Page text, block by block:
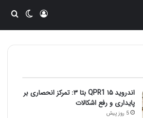
ورودتغییر
اندروید ۱۵ QPR1 بتا ۳: تمرکز انحصاری بر
پایداری و رفع اشکالات
5 روز پیش